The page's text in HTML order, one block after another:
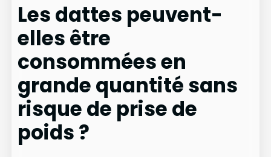
Les dattes peuvent-
elles être
consommées en
grande quantité sans
risque de prise de
poids ?